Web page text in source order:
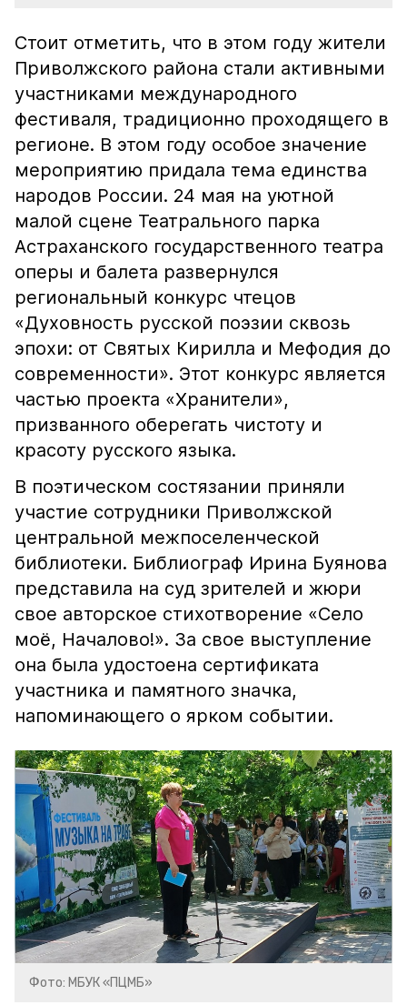
Стоит отметить, что в этом году жители
Приволжского района стали активными
участниками международного
фестиваля, традиционно проходящего в
регионе. В этом году особое значение
мероприятию придала тема единства
народов России. 24 мая на уютной
малой сцене Театрального парка
Астраханского государственного театра
оперы и балета развернулся
региональный конкурс чтецов
«Духовность русской поэзии сквозь
эпохи: от Святых Кирилла и Мефодия до
современности». Этот конкурс является
частью проекта «Хранители»,
призванного оберегать чистоту и
красоту русского языка.
В поэтическом состязании приняли
участие сотрудники Приволжской
центральной межпоселенческой
библиотеки. Библиограф Ирина Буянова
представила на суд зрителей и жюри
свое авторское стихотворение «Село
моё, Началово!». За свое выступление
она была удостоена сертификата
участника и памятного значка,
напоминающего о ярком событии.
Фото: МБУК «ПЦМБ»